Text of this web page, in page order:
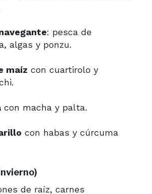
: pesca de
algas y ponzu.
maíz con cuartirolo y
con macha y palta.
con habas y cúrcuma
de raíz, carnes